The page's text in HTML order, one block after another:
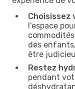
Choisissez
l'espace
des
être
Restez
pendant